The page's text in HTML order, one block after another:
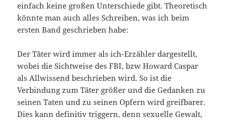
einfach keine großen Unterschiede gibt. Theoretisch
könnte man auch alles Schreiben, was ich beim
ersten Band geschrieben habe:
Der Täter wird immer als ich-Erzähler dargestellt,
wobei die Sichtweise des FBI, bzw Howard Caspar
als Allwissend beschrieben wird. So ist die
Verbindung zum Täter größer und die Gedanken zu
seinen Taten und zu seinen Opfern wird greifbarer.
Dies kann definitiv triggern, denn sexuelle Gewalt,